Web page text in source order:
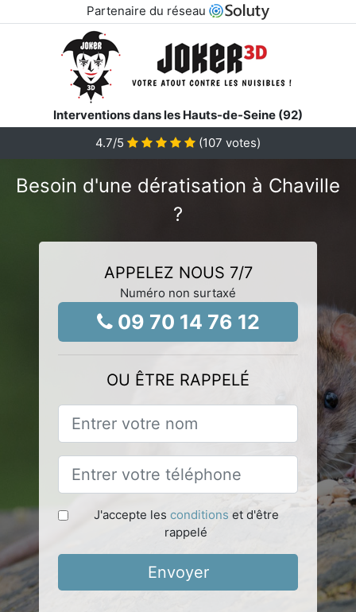
Partenaire du réseau
Interventions dans les Hauts-de-Seine (92)
4.7/5 (107 votes)
Besoin d'une dératisation à Chaville
?
APPELEZ NOUS 7/7
Numéro non surtaxé
09 70 14 76 12
OU ÊTRE RAPPELÉ
J'accepte les conditions et d'être
rappelé
Envoyer